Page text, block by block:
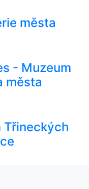
města
- Muzeum
města
Třineckých